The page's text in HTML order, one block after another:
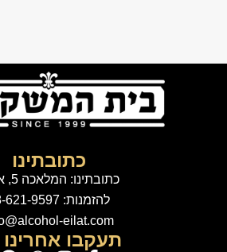
כתובתינו
כתובתינו: המלאכה 5, אילת
להזמנות: 08-621-9597
eilat.com
תעקבו